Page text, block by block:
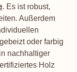
. Es ist robust,
Außerdem
oder farbig
nachhaltiger
Holz